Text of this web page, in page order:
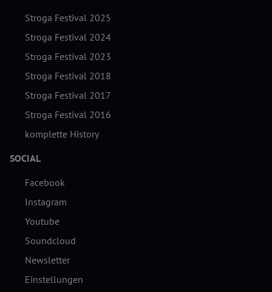
Stroga Festival 2025
Stroga Festival 2024
Stroga Festival 2023
Stroga Festival 2018
Stroga Festival 2017
Stroga Festival 2016
komplette History
SOCIAL
Facebook
Instagram
Youtube
Soundcloud
Newsletter
Einstellungen